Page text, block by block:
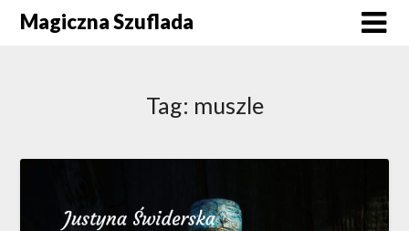
SkipMagiczna Szuflada
Tag: muszle